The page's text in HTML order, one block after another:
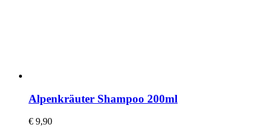
Alpenkräuter Shampoo 200ml
€ 9,90